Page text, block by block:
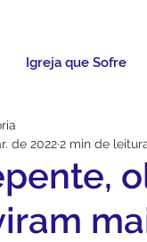
Igreja que Sofre
da Semana
Semana
de 20222 min de